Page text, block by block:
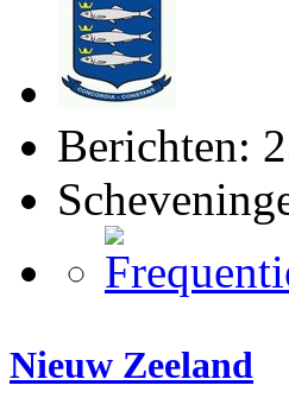
Berichten:
Nieuw Zeeland